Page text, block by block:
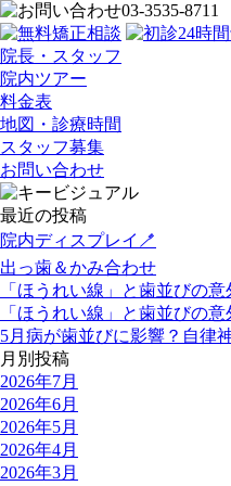
03-3535-8711
院長・スタッフ
院内ツアー
料金表
地図・診療時間
スタッフ募集
お問い合わせ
最近の投稿
院内ディスプレイ🪥
出っ歯＆かみ合わせ
「ほうれい線」と歯並びの意
「ほうれい線」と歯並びの意
5月病が歯並びに影響？自律
月別投稿
2026年7月
2026年6月
2026年5月
2026年4月
2026年3月